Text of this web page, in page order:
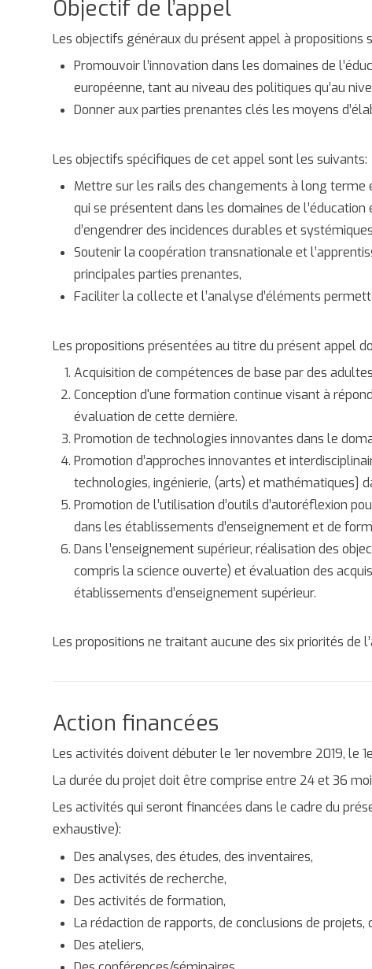
Objectif de l’appel
Les objectifs généraux du présent appel à propositions
Promouvoir l’innovation dans les domaines de
européenne, tant au niveau des politiques qu’au
Donner aux parties prenantes clés les moyens
Les objectifs spécifiques de cet appel sont les suivants:
Mettre sur les rails des changements à long
qui se présentent dans les domaines de
d’engendrer des incidences durables et
Soutenir la coopération transnationale et
principales parties prenantes,
Faciliter la collecte et l’analyse d’éléments
Les propositions présentées au titre du présent appel
Acquisition de compétences de base par des
Conception d'une formation continue visant à
évaluation de cette dernière.
Promotion de technologies innovantes dans le
Promotion d’approches innovantes et
technologies, ingénierie, (arts) et mathématiques]
Promotion de l’utilisation d’outils d’autoréflexion
dans les établissements d’enseignement et de
Dans l’enseignement supérieur, réalisation des
compris la science ouverte) et évaluation des
établissements d’enseignement supérieur.
Les propositions ne traitant aucune des six priorités de
Action financées
Les activités doivent débuter le 1ernovembre 2019, le 1
La durée du projet doit être comprise entre 24 et 36
Les activités qui seront financées dans le cadre du
exhaustive):
Des analyses, des études, des inventaires,
Des activités de recherche,
Des activités de formation,
La rédaction de rapports, de conclusions de
Des ateliers,